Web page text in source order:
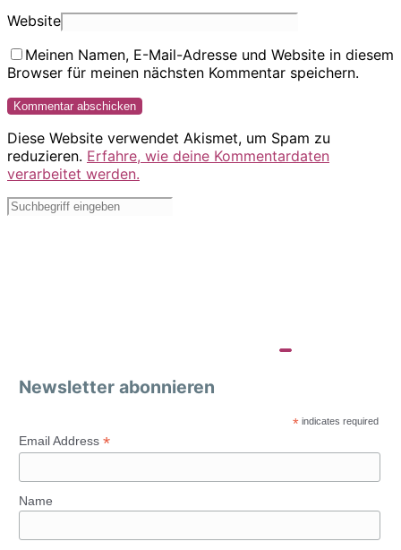
Website
Meinen Namen, E-Mail-Adresse und Website in diesem
Browser für meinen nächsten Kommentar speichern.
Diese Website verwendet Akismet, um Spam zu
reduzieren. Erfahre, wie deine Kommentardaten
verarbeitet werden.
Newsletter abonnieren
* indicates required
Email Address *
Name